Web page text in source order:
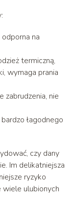
na
termiczną,
wymaga prania
zabrudzenia, nie
łagodnego
czy dany
Im delikatniejsza
ryzyko
wiele ulubionych